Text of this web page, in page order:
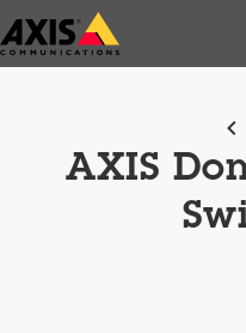
Zum
Hauptinhalt
AXIS